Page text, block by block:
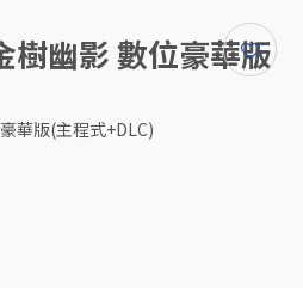
樹幽影 數位豪華版
華版(主程式+DLC)